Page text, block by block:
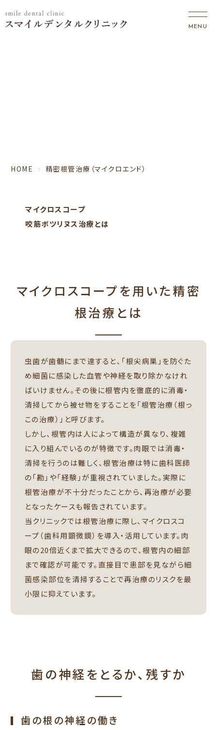
HOME 精密根管治療（マイクロエンド）
マイクロスコープ
咬筋ボツリヌス治療とは
マイクロスコープを用いた精密
根治療とは
虫歯が歯髄にまで達すると、「根尖病巣」を防ぐた
め細菌に感染した血管や神経を取り除かなけれ
ばいけません。その後に根管内を徹底的に消毒・
清掃してから被せ物をすることを「根管治療（根っ
この治療）」と呼びます。
しかし、根管内は人によって構造が異なり、複雑
に入り組んでいるのが特徴です。肉眼では消毒・
清掃を行うのは難しく、根管治療は特に歯科医師
の「勘」や「経験」が重視されていました。実際に
根管治療が不十分だったことから、再治療が必要
となったケースも報告されています。
当クリニックでは根管治療に際し、マイクロスコ
ープ（歯科用顕微鏡）を導入・活用しています。肉
眼の20倍近くまで拡大できるので、根管内の細部
まで確認が可能です。直接目で患部を見ながら細
菌感染部位を清掃することで再治療のリスクを最
小限に抑えています。
歯の神経をとるか、残すか
歯の根の神経の働き